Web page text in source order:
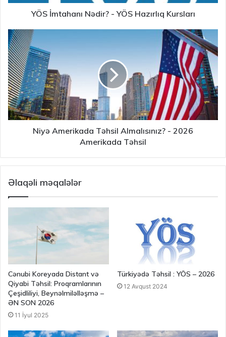
YÖS İmtahanı Nədir? - YÖS Hazırlıq Kursları
Niyə Amerikada Təhsil Almalısınız? - 2026
Amerikada Təhsil
Əlaqəli məqalələr
Cənubi Koreyada Distant və
Qiyabi Təhsil: Proqramlarının
Çeşidliliyi, Beynəlmiləlləşmə –
ƏN SON 2026
11 İyul 2025
Türkiyədə Təhsil : YÖS – 2026
12 Avqust 2024